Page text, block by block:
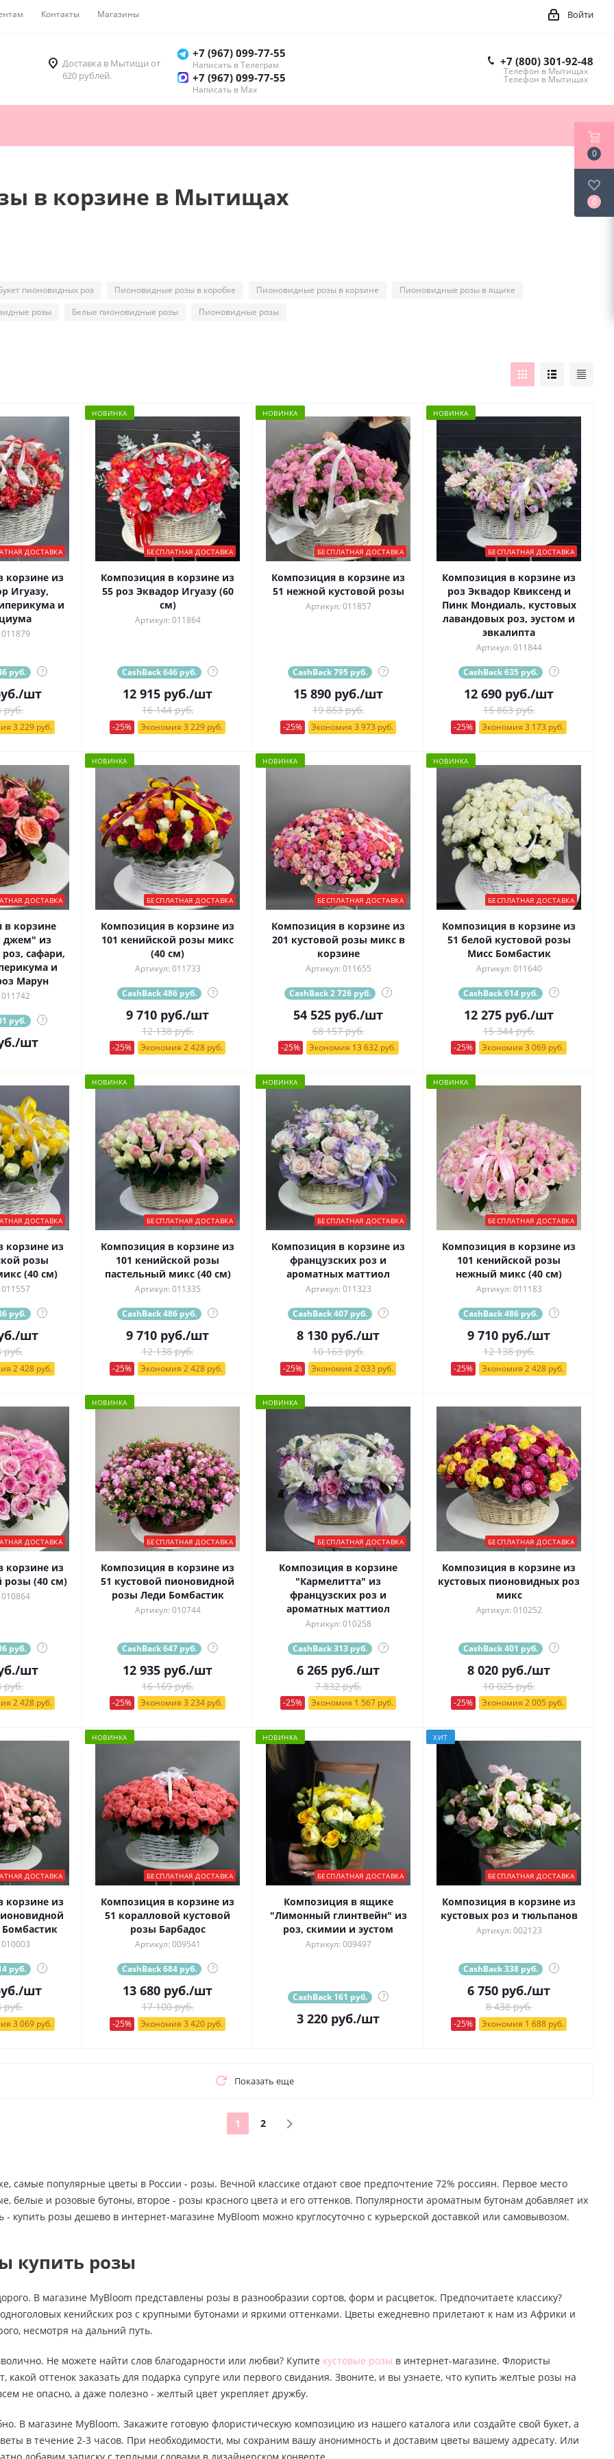
Контакты Магазины Войти
Доставка в Мытищи от
620 рублей.
+7 (967) 099-77-55
Написать в Телеграм
+7 (967) 099-77-55
Написать в Мах
+7 (800) 301-92-48
Телефон в Мытищах
Телефон в Мытищах
в корзине в Мытищах
пионовидных роз Пионовидные розы в коробке Пионовидные розы в корзине
Пионовидные розы в ящике
розы
Белые пионовидные розы Пионовидные розы
ДОСТАВКА
корзине из
Игуазу,
и
руб. ?
/шт
руб.
3 229 руб.
НОВИНКА
БЕСПЛАТНАЯ ДОСТАВКА
Композиция в корзине из
55 роз Эквадор Игуазу (60
см)
Артикул: 011864
CashBack 646 руб. ?
12 915 руб./шт
16 144 руб.
-25% Экономия 3 229 руб.
НОВИНКА
БЕСПЛАТНАЯ ДОСТАВКА
Композиция в корзине из
51 нежной кустовой розы
Артикул: 011857
CashBack 795 руб. ?
15 890 руб./шт
19 863 руб.
-25% Экономия 3 973 руб.
НОВИНКА
БЕСПЛАТНАЯ ДОСТАВКА
Композиция в корзине из
роз Эквадор Квиксенд и
Пинк Мондиаль, кустовых
лавандовых роз, эустом и
эвкалипта
Артикул: 011844
CashBack 635 руб. ?
12 690 руб./шт
15 863 руб.
-25% Экономия 3 173 руб.
ДОСТАВКА
в корзине
джем" из
сафари,
и
Марун
руб. ?
/шт
НОВИНКА
БЕСПЛАТНАЯ ДОСТАВКА
Композиция в корзине из
101 кенийской розы микс
(40 см)
Артикул: 011733
CashBack 486 руб. ?
9 710 руб./шт
12 138 руб.
-25% Экономия 2 428 руб.
НОВИНКА
БЕСПЛАТНАЯ ДОСТАВКА
Композиция в корзине из
201 кустовой розы микс в
корзине
Артикул: 011655
CashBack 2 726 руб. ?
54 525 руб./шт
68 157 руб.
-25% Экономия 13 632 руб.
НОВИНКА
БЕСПЛАТНАЯ ДОСТАВКА
Композиция в корзине из
51 белой кустовой розы
Мисс Бомбастик
Артикул: 011640
CashBack 614 руб. ?
12 275 руб./шт
15 344 руб.
-25% Экономия 3 069 руб.
ДОСТАВКА
корзине из
розы
(40 см)
руб. ?
/шт
руб.
2 428 руб.
НОВИНКА
БЕСПЛАТНАЯ ДОСТАВКА
Композиция в корзине из
101 кенийской розы
пастельный микс (40 см)
Артикул: 011335
CashBack 486 руб. ?
9 710 руб./шт
12 138 руб.
-25% Экономия 2 428 руб.
НОВИНКА
БЕСПЛАТНАЯ ДОСТАВКА
Композиция в корзине из
французских роз и
ароматных маттиол
Артикул: 011323
CashBack 407 руб. ?
8 130 руб./шт
10 163 руб.
-25% Экономия 2 033 руб.
НОВИНКА
БЕСПЛАТНАЯ ДОСТАВКА
Композиция в корзине из
101 кенийской розы
нежный микс (40 см)
Артикул: 011183
CashBack 486 руб. ?
9 710 руб./шт
12 138 руб.
-25% Экономия 2 428 руб.
ДОСТАВКА
корзине из
101 кенийской розы (40 см)
руб. ?
/шт
руб.
2 428 руб.
НОВИНКА
БЕСПЛАТНАЯ ДОСТАВКА
Композиция в корзине из
51 кустовой пионовидной
розы Леди Бомбастик
Артикул: 010744
CashBack 647 руб. ?
12 935 руб./шт
16 169 руб.
-25% Экономия 3 234 руб.
НОВИНКА
БЕСПЛАТНАЯ ДОСТАВКА
Композиция в корзине
"Кармелитта" из
французских роз и
ароматных маттиол
Артикул: 010258
CashBack 313 руб. ?
6 265 руб./шт
7 832 руб.
-25% Экономия 1 567 руб.
БЕСПЛАТНАЯ ДОСТАВКА
Композиция в корзине из
кустовых пионовидных роз
микс
Артикул: 010252
CashBack 401 руб. ?
8 020 руб./шт
10 025 руб.
-25% Экономия 2 005 руб.
ДОСТАВКА
корзине из
руб. ?
/шт
руб.
3 069 руб.
НОВИНКА
БЕСПЛАТНАЯ ДОСТАВКА
Композиция в корзине из
51 коралловой кустовой
розы Барбадос
Артикул: 009541
CashBack 684 руб. ?
13 680 руб./шт
17 100 руб.
-25% Экономия 3 420 руб.
НОВИНКА
БЕСПЛАТНАЯ ДОСТАВКА
Композиция в ящике
"Лимонный глинтвейн" из
роз, скимии и эустом
Артикул: 009497
CashBack 161 руб. ?
3 220 руб./шт
ХИТ
БЕСПЛАТНАЯ ДОСТАВКА
Композиция в корзине из
кустовых роз и тюльпанов
Артикул: 002123
CashBack 338 руб. ?
6 750 руб./шт
8 438 руб.
-25% Экономия 1 688 руб.
Показать еще
1 2
самые популярные цветы в России - розы. Вечной классике отдают свое предпочтение 72% россиян. Первое место
белые и розовые бутоны, второе - розы красного цвета и его оттенков. Популярности ароматным бутонам добавляет их
- купить розы дешево в интернет-магазине MyBloom можно круглосуточно с курьерской доставкой или самовывозом.
купить розы
В магазине MyBloom представлены розы в разнообразии сортов, форм и расцветок. Предпочитаете классику?
одноголовых кенийских роз с крупными бутонами и яркими оттенками. Цветы ежедневно прилетают к нам из Африки и
несмотря на дальний путь.
Не можете найти слов благодарности или любви? Купите кустовые розы в интернет-магазине. Флористы
какой оттенок заказать для подарка супруге или первого свидания. Звоните, и вы узнаете, что купить желтые розы на
не опасно, а даже полезно - желтый цвет укрепляет дружбу.
В магазине MyBloom. Закажите готовую флористическую композицию из нашего каталога или создайте свой букет, а
в течение 2-3 часов. При необходимости, мы сохраним вашу анонимность и доставим цветы вашему адресату. Или
добавим записку с теплыми словами в дизайнерском конверте.
0
0